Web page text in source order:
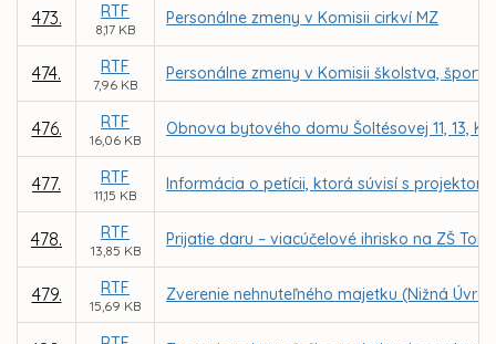
473. RTF
8,17 KB
Personálne zmeny v Komisii cirkví MZ
474. RTF
7,96 KB
Personálne zmeny v Komisii školstva,
476. RTF
16,06 KB
Obnova bytového domu Šoltésovej 11, 13,
477. RTF
11,15 KB
Informácia o petícii, ktorá súvisí s
478. RTF
13,85 KB
Prijatie daru – viacúčelové ihrisko na ZŠ
479. RTF
15,69 KB
Zverenie nehnuteľného majetku (Nižná